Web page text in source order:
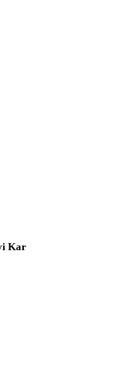
Kar